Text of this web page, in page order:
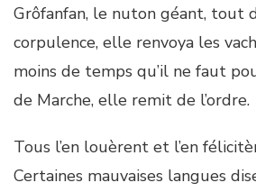
Grôfanfan, le nuton géant, tout
corpulence, elle renvoya les
moins de temps qu’il ne faut
de Marche, elle remit de l’ordre.
Tous l’en louèrent et l’en
Certaines mauvaises langues